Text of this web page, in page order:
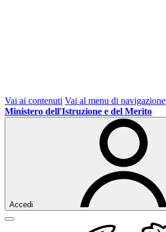
Vai ai contenuti Vai al menu di navigazione
Ministero dell'Istruzione e del Merito
Accedi